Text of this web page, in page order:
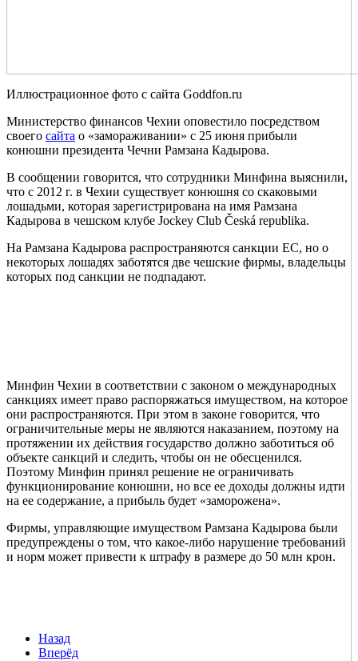
Иллюстрационное фото с сайта Goddfon.ru
Министерство финансов Чехии оповестило посредством
своего сайта о «замораживании» с 25 июня прибыли
конюшни президента Чечни Рамзана Кадырова.
В сообщении говорится, что сотрудники Минфина выяснили,
что с 2012 г. в Чехии существует конюшня со скаковыми
лошадьми, которая зарегистрирована на имя Рамзана
Кадырова в чешском клубе Jockey Club Česká republika.
На Рамзана Кадырова распространяются санкции ЕС, но о
некоторых лошадях заботятся две чешские фирмы, владельцы
которых под санкции не подпадают.
Минфин Чехии в соответствии с законом о международных
санкциях имеет право распоряжаться имуществом, на которое
они распространяются. При этом в законе говорится, что
ограничительные меры не являются наказанием, поэтому на
протяжении их действия государство должно заботиться об
объекте санкций и следить, чтобы он не обесценился.
Поэтому Минфин принял решение не ограничивать
функционирование конюшни, но все ее доходы должны идти
на ее содержание, а прибыль будет «заморожена».
Фирмы, управляющие имуществом Рамзана Кадырова были
предупреждены о том, что какое-либо нарушение требований
и норм может привести к штрафу в размере до 50 млн крон.
Назад
Вперёд